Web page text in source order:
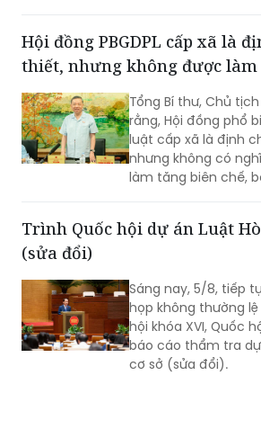
trình Thủ tướng
Hội đồng PBGDPL cấp xã là
thiết, nhưng không được làm
Tổng Bí thư, Chủ
rằng, Hội đồng phổ
luật cấp xã là định
nhưng không có
làm tăng biên chế,
Trình Quốc hội dự án Luật
(sửa đổi)
Sáng nay, 5/8, tiếp
họp không thường
hội khóa XVI, Quốc
báo cáo thẩm tra
cơ sở (sửa đổi).